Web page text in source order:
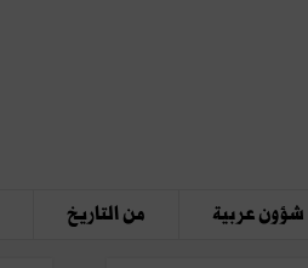
شؤون عربية من التاريخ